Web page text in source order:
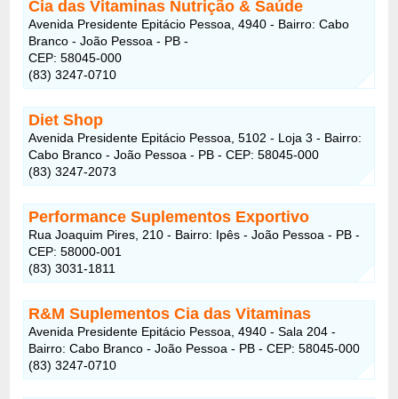
Cia das Vitaminas Nutrição & Saúde
Avenida Presidente Epitácio Pessoa, 4940 - Bairro: Cabo
Branco - João Pessoa - PB -
CEP: 58045-000
(83) 3247-0710
Diet Shop
Avenida Presidente Epitácio Pessoa, 5102 - Loja 3 - Bairro:
Cabo Branco - João Pessoa - PB - CEP: 58045-000
(83) 3247-2073
Performance Suplementos Exportivo
Rua Joaquim Pires, 210 - Bairro: Ipês - João Pessoa - PB -
CEP: 58000-001
(83) 3031-1811
R&M Suplementos Cia das Vitaminas
Avenida Presidente Epitácio Pessoa, 4940 - Sala 204 -
Bairro: Cabo Branco - João Pessoa - PB - CEP: 58045-000
(83) 3247-0710